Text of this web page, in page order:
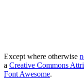
Except where otherwise
a Creative Commons
Font Awesome.